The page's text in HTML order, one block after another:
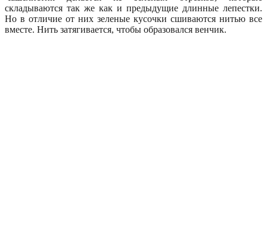
складываются так же как и предыдущие длинные лепестки.
Но в отличие от них зеленые кусочки сшиваются нитью все
вместе. Нить затягивается, чтобы образовался венчик.